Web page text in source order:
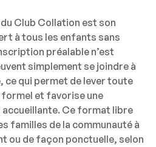
Club Collation est son
à tous les enfants sans
préalable n’est
simplement se joindre à
ce qui permet de lever toute
et favorise une
accueillante. Ce format libre
familles de la communauté à
ou de façon ponctuelle, selon